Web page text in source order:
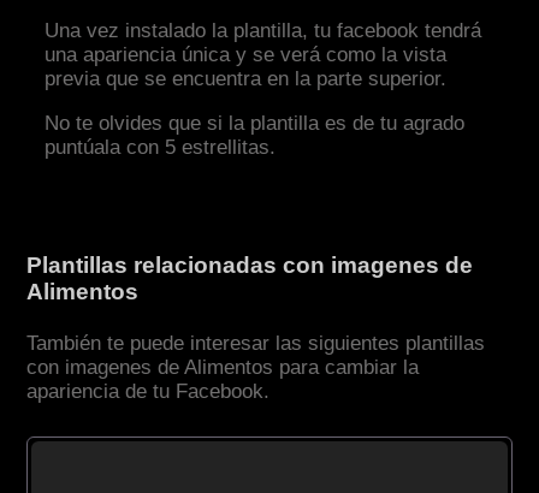
Una vez instalado la plantilla, tu facebook tendrá
una apariencia única y se verá como la vista
previa que se encuentra en la parte superior.
No te olvides que si la plantilla es de tu agrado
puntúala con 5 estrellitas.
Plantillas relacionadas con imagenes de
Alimentos
También te puede interesar las siguientes plantillas
con imagenes de Alimentos para cambiar la
apariencia de tu Facebook.